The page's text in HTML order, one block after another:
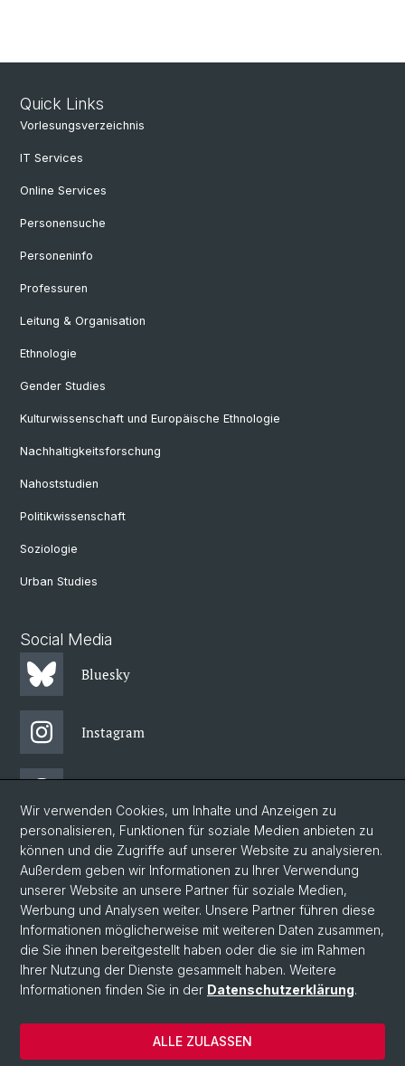
Quick Links
Vorlesungsverzeichnis
IT Services
Online Services
Personensuche
Personeninfo
Professuren
Leitung & Organisation
Ethnologie
Gender Studies
Kulturwissenschaft und Europäische Ethnologie
Nachhaltigkeitsforschung
Nahoststudien
Politikwissenschaft
Soziologie
Urban Studies
Social Media
Bluesky
Instagram
Facebook
Newsletter
© Universität Basel
Philosophisch-Historische Fakultät
Home
Datenschutzerklärung
Wir verwenden Cookies, um Inhalte und Anzeigen zu
personalisieren, Funktionen für soziale Medien anbieten zu
können und die Zugriffe auf unserer Website zu analysieren.
Außerdem geben wir Informationen zu Ihrer Verwendung
unserer Website an unsere Partner für soziale Medien,
Werbung und Analysen weiter. Unsere Partner führen diese
Informationen möglicherweise mit weiteren Daten zusammen,
die Sie ihnen bereitgestellt haben oder die sie im Rahmen
Ihrer Nutzung der Dienste gesammelt haben. Weitere
Informationen finden Sie in der Datenschutzerklärung.
ALLE ZULASSEN